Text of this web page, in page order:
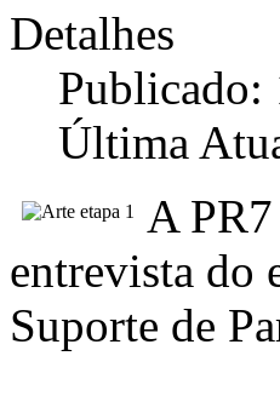
Detalhes
Publicado:
Última
A
entrevista do
Suporte de